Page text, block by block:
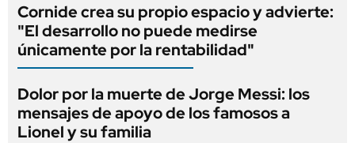
Cornide crea su propio espacio y advierte:
"El desarrollo no puede medirse
únicamente por la rentabilidad"
Dolor por la muerte de Jorge Messi: los
mensajes de apoyo de los famosos a
Lionel y su familia